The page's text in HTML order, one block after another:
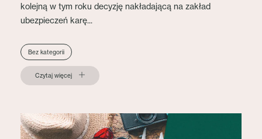
kolejną w tym roku decyzję nakładającą na zakład
ubezpieczeń karę...
Bez kategorii
Czytaj więcej